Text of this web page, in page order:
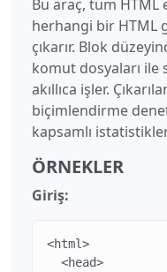
Bu araç, tüm HTML
herhangi bir HTML
çıkarır. Blok
komut dosyaları ile
akıllıca işler.
biçimlendirme
kapsamlı
ÖRNEKLER
Giriş:
<html>
  <head>